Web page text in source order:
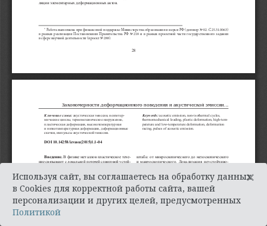
Используя сайт, вы соглашаетесь на обработку данных
в Cookies для корректной работы сайта, вашей
персонализации и других целей, предусмотренных
Политикой
×